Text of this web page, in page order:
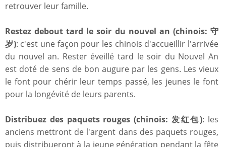
retrouver leur famille.
Restez debout tard le soir du nouvel an (chinois: 守
岁): c'est une façon pour les chinois d'accueillir l'arrivée
du nouvel an. Rester éveillé tard le soir du Nouvel An
est doté de sens de bon augure par les gens. Les vieux
le font pour chérir leur temps passé, les jeunes le font
pour la longévité de leurs parents.
Distribuez des paquets rouges (chinois: 发红包): les
anciens mettront de l'argent dans des paquets rouges,
puis distribueront à la jeune génération pendant la fête